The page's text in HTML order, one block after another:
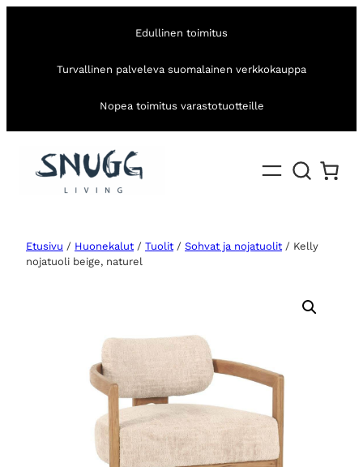
Edullinen toimitus
Turvallinen palveleva suomalainen verkkokauppa
Nopea toimitus varastotuotteille
Etusivu / Huonekalut / Tuolit / Sohvat ja nojatuolit / Kelly
nojatuoli beige, naturel